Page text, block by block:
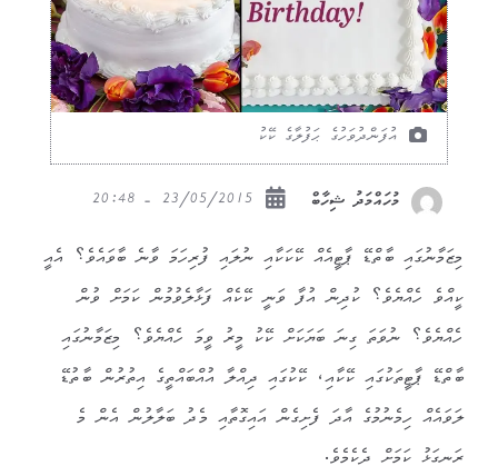
އުފަންދުވަހުގެ ޙަފުލާގެ ކޭކު
މުހައްމަދު ޝިހާބް
މިޒަމާނުގައި ބާތްޑޭ ޕާޓީއެއް ކޭކަކާއި ނުލައި ފުރިހަމަ ވާނެ ބާވައެވެ؟ އެއީ
ކީއްވެ ހެއްޔެވެ؟ ކުދިން އުފާ ވަނީ ކޭކެއް ފަޅާލެވުމުން ކަމަށް ވުން
ހެއްޔެވެ؟ ނުވަތަ ގިނަ ބަޔަކަށް ކޭކު މީރު ވީމަ ހެއްޔެވެ؟ މިޒަމާނުގައި
ބާތްޑޭ ޕާޓީތަކުގައި ކޭކާއި، ކޭކުގައި ދިއްލާ އުއްބައްތީގެ އިތުރުން ބާތުޑޭ
ލަވައެއް ހިމެނުމުގެ އާދަ ފެށިގެން އައިގޮތާއި މެދު ބަލާލުން އެން މެ
ރަނގަޅު ކަމަށް ދެކެމެވެ.